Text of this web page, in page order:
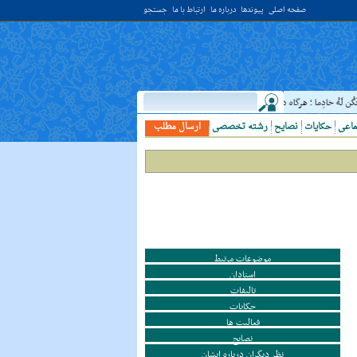
صفحه اصلی پیوندها درباره ما ارتباط با ما جستجو
؛ هرگاه دانشمندى ديدى، به او خدمت کن. ( غررالحکم ح ۴۰۴۴ ) حدیث:امام علي
ارسال مطلب
رشته تخصصی نصایح حکایات
موضوعات مرتبط
استادان
تالیفات
حکایات
فعالیت ها
نصایح